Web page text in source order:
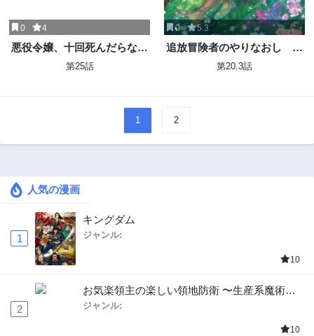
0 4
悪役令嬢、十回死んだらなん
か壊れた。
第25話
0 5.3
追放冒険者のやりなおし ～
妖精界で鍛えなおして自分の
第20.3話
1 2
人気の漫画
1
キングダム
ジャンル:
10
2
お気楽領主の楽しい領地防衛 〜生産系魔術で
名もなき村を最強の城塞都市に〜
ジャンル:
10